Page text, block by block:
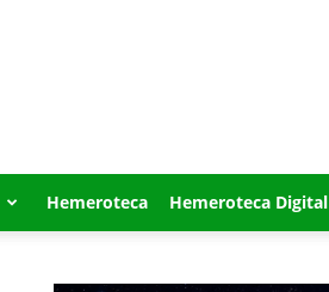
Hemeroteca Hemeroteca Digital